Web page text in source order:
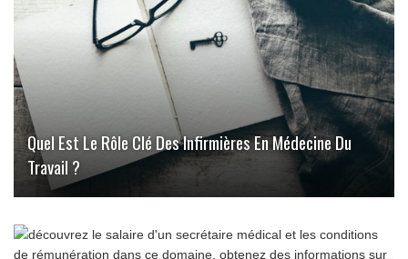
Quel Est Le Rôle Clé Des Infirmières En Médecine Du
Travail ?